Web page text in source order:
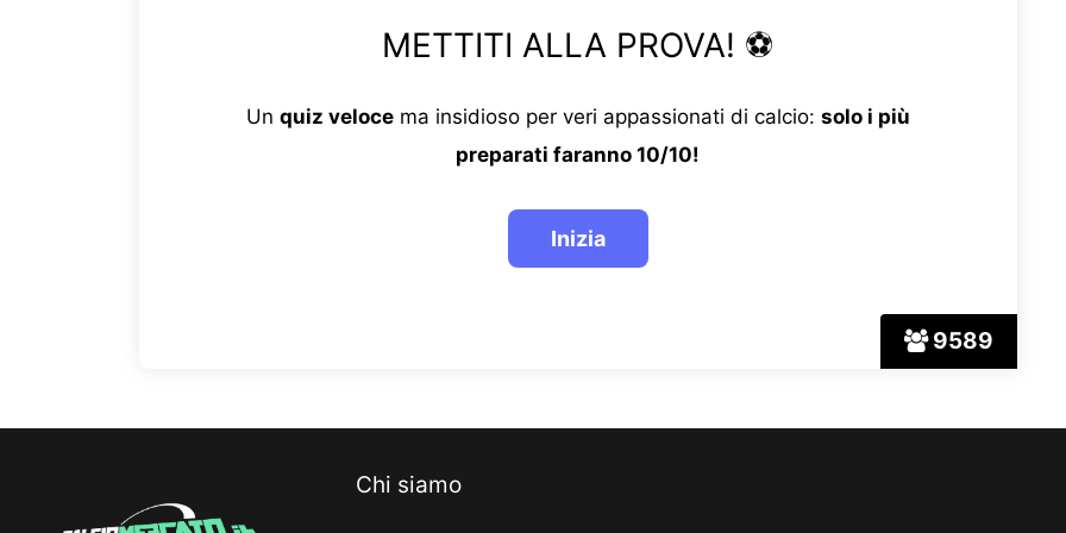
9589
METTITI ALLA PROVA! ⚽
Un quiz velocema insidioso per veri appassionati di calcio: solo i più
preparati faranno 10/10!
Chi siamo